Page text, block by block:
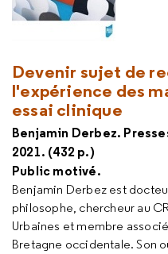
Devenir sujet de
l'expérience des
essai clinique
Benjamin Derbez.
2021. (432 p.)
Public motivé.
Benjamin Derbez est
philosophe, chercheur au
Urbaines et membre
Bretagne occidentale. Son